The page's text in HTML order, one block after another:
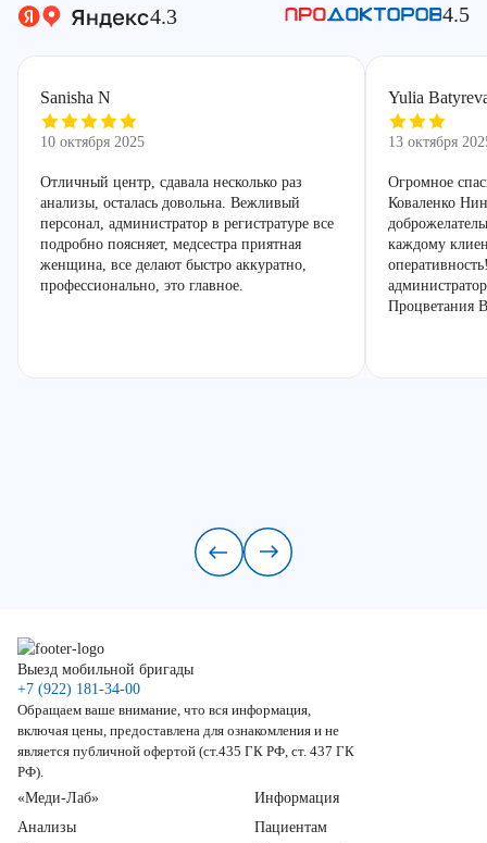
4.3 4.5
Sanisha N
10 октября 2025
Отличный центр, сдавала несколько раз
анализы, осталась довольна. Вежливый
персонал, администратор в регистратуре все
подробно поясняет, медсестра приятная
женщина, все делают быстро аккуратно,
профессионально, это главное.
Yulia
13 октября
Огромное
Коваленко
каждому
Выезд мобильной бригады
+7 (922) 181-34-00
Обращаем ваше внимание, что вся информация,
включая цены, предоставлена для ознакомления и не
является публичной офертой (ст.435 ГК РФ, ст. 437 ГК
РФ).
«Меди-Лаб»
Анализы
Информация
Пациентам